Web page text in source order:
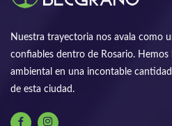
Nuestra trayectoria nos avala como
confiables dentro de Rosario. Hemos
ambiental en una incontable
de esta ciudad.